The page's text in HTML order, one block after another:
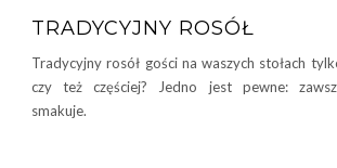
TRADYCYJNY ROSÓŁ
Tradycyjny rosół gości na waszych stołach
czy też częściej? Jedno jest pewne:
smakuje.